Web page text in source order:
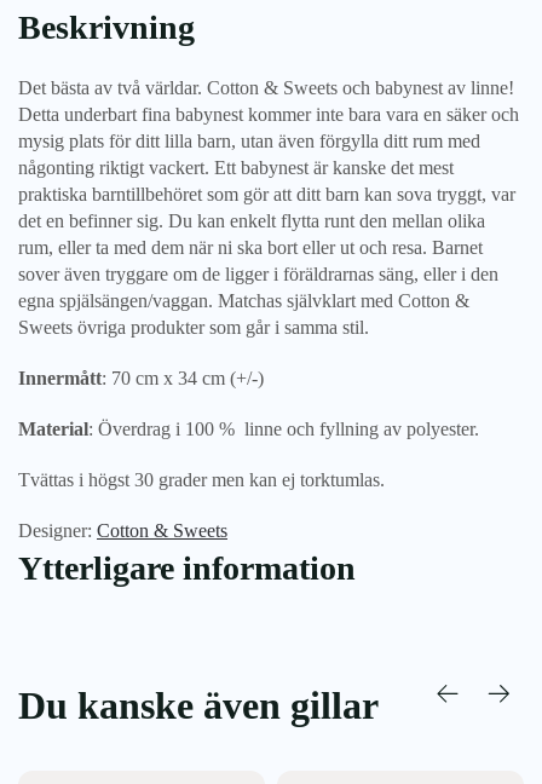
Beskrivning
Det bästa av två världar. Cotton & Sweets och babynest av linne!
Detta underbart fina babynest kommer inte bara vara en säker och
mysig plats för ditt lilla barn, utan även förgylla ditt rum med
någonting riktigt vackert. Ett babynest är kanske det mest
praktiska barntillbehöret som gör att ditt barn kan sova tryggt, var
det en befinner sig. Du kan enkelt flytta runt den mellan olika
rum, eller ta med dem när ni ska bort eller ut och resa. Barnet
sover även tryggare om de ligger i föräldrarnas säng, eller i den
egna spjälsängen/vaggan. Matchas självklart med Cotton &
Sweets övriga produkter som går i samma stil.
Innermått: 70 cm x 34 cm (+/-)
Material: Överdrag i 100 % linne och fyllning av polyester.
Tvättas i högst 30 grader men kan ej torktumlas.
Designer: Cotton & Sweets
Ytterligare information
Du kanske även gillar